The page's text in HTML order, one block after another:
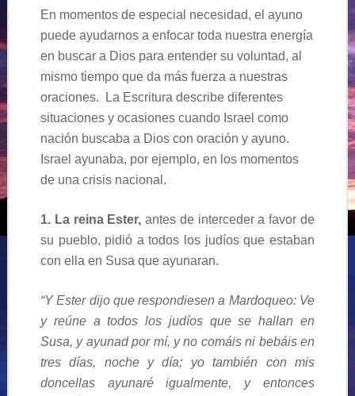
En momentos de especial necesidad, el ayuno
puede ayudarnos a enfocar toda nuestra energía
en buscar a Dios para entender su voluntad, al
mismo tiempo que da más fuerza a nuestras
oraciones. La Escritura describe diferentes
situaciones y ocasiones cuando Israel como
nación buscaba a Dios con oración y ayuno.
Israel ayunaba, por ejemplo, en los momentos
de una crisis nacional.
1. La reina Ester, antes de interceder a favor de
su pueblo, pidió a todos los judíos que estaban
con ella en Susa que ayunaran.
“Y Ester dijo que respondiesen a Mardoqueo: Ve
y reúne a todos los judíos que se hallan en
Susa, y ayunad por mí, y no comáis ni bebáis en
tres días, noche y día; yo también con mis
doncellas ayunaré igualmente, y entonces